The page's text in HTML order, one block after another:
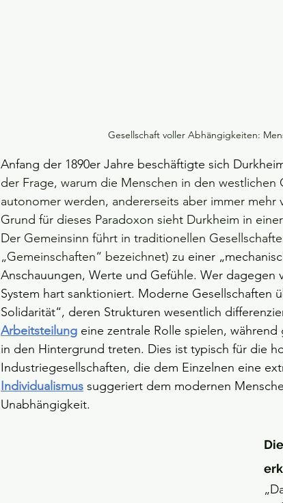
Gesellschaft voller Abhängigkeiten:
Anfang der 1890er Jahre beschäftigte sich
der Frage, warum die Menschen in den westlichen
autonomer werden, andererseits aber immer
Grund für dieses Paradoxon sieht Durkheim in
Der Gemeinsinn führt in traditionellen
„Gemeinschaften“ bezeichnet) zu einer
Anschauungen, Werte und Gefühle. Wer dagegen
System hart sanktioniert. Moderne Gesellschaften
Solidarität“, deren Strukturen wesentlich
Arbeitsteilung eine zentrale Rolle spielen,
in den Hintergrund treten. Dies ist typisch für die
Industriegesellschaften, die dem Einzelnen eine
Individualismus suggeriert dem modernen
Unabhängigkeit.